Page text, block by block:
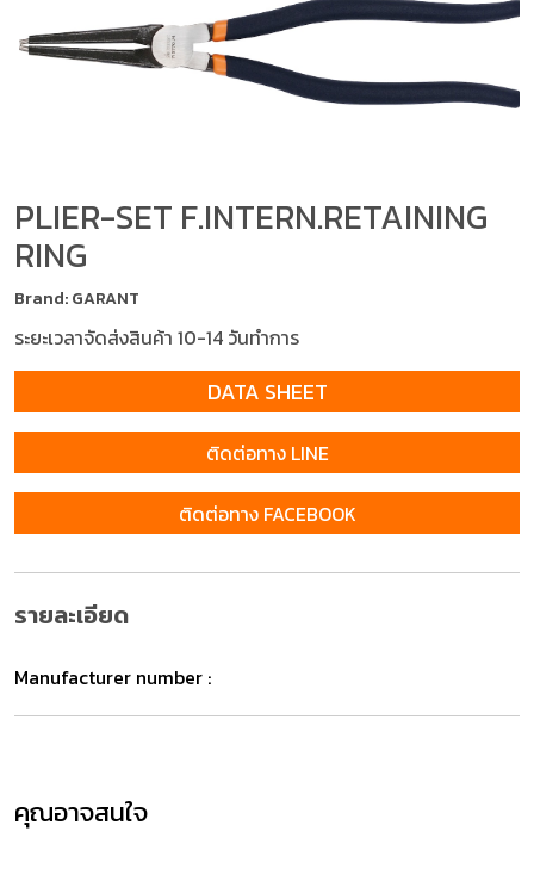
PLIER-SET F.INTERN.RETAINING
RING
Brand: GARANT
ระยะเวลาจัดส่งสินค้า 10-14 วันทำการ
DATA SHEET
ติดต่อทาง LINE
ติดต่อทาง FACEBOOK
รายละเอียด
Manufacturer number :
คุณอาจสนใจ